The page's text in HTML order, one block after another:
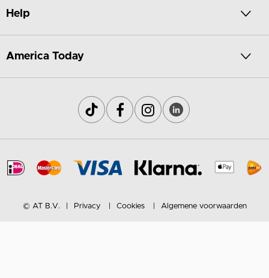
Help
America Today
© AT B.V. Privacy Cookies Algemene voorwaarden